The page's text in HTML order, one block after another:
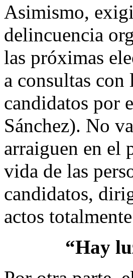
Asimismo,
delincuencia
las próximas
a consultas con
candidatos por
Sánchez). No
arraiguen en el
vida de las
candidatos,
actos
“Hay